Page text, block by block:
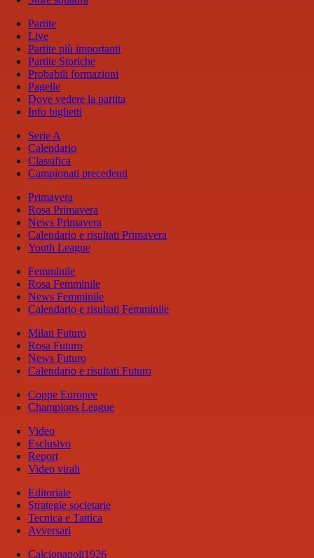
Partite
Live
Partite più importanti
Partite Storiche
Probabili formazioni
Pagelle
Dove vedere la partita
Info biglietti
Serie A
Calendario
Classifica
Campionati precedenti
Primavera
Rosa Primavera
News Primavera
Calendario e risultati Primavera
Youth League
Femminile
Rosa Femminile
News Femminile
Calendario e risultati Femminile
Milan Futuro
Rosa Futuro
News Futuro
Calendario e risultati Futuro
Coppe Europee
Champions League
Video
Esclusivo
Report
Video virali
Editoriale
Strategie societarie
Tecnica e Tattica
Avversari
Calcionapoli1926